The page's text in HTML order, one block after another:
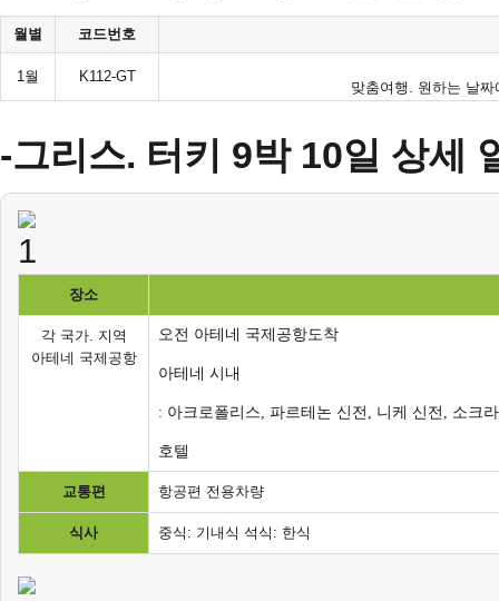
월별 코드번호
1월 K112-GT
맞춤여행. 원하는 날
-그리스. 터키 9박 10일 상세
장소
각 국가. 지역
아테네 국제공항
오전 아테네 국제공항도착
아테네 시내
: 아크로폴리스, 파르테논 신전, 니케 신전, 소크
호텔
교통편 항공편 전용차량
식사 중식: 기내식 석식: 한식